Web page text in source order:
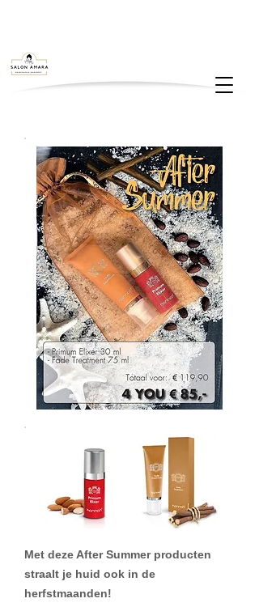
Met deze After Summer producten
straalt je huid ook in de
herfstmaanden!